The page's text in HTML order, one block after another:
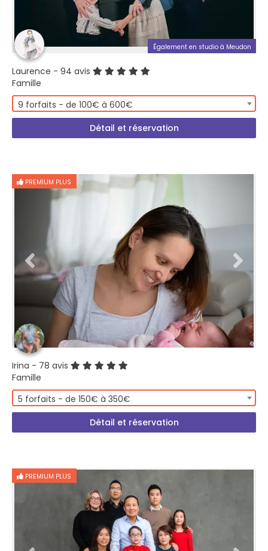
Également en studio à Meudon
Laurence - 94 avis
Famille
9 forfaits - de 100€ à 600€
Détail et réservation
PREMIUM PLUS
Irina - 78 avis
Famille
5 forfaits - de 150€ à 350€
Détail et réservation
PREMIUM PLUS